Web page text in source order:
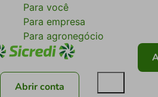
Para você
Para empresa
Para agronegócio
Abrir conta